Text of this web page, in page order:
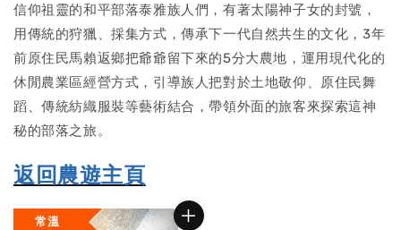
信仰祖靈的和平部落泰雅族人們，有著太陽神子女的封號，
用傳統的狩獵、採集方式，傳承下一代自然共生的文化，3年
前原住民馬賴返鄉把爺爺留下來的5分大農地，運用現代化的
休閒農業區經營方式，引導族人把對於土地敬仰、原住民舞
蹈、傳統紡織服裝等藝術結合，帶領外面的旅客來探索這神
秘的部落之旅。
返回農遊主頁
常溫